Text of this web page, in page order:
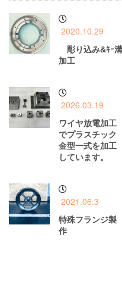
2020.10.29
彫り込み&ｷｰ溝
加工
2026.03.19
ワイヤ放電加工
でプラスチック
金型一式を加工
しています。
2021.06.3
特殊フランジ製
作